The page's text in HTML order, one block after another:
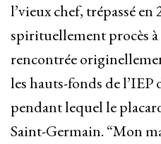
l’vieux chef, trépassé en
spirituellement procès
rencontrée
les hauts-fonds de l’IEP
pendant lequel le
Saint-Germain. “Mon